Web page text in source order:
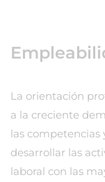
La orientación
a la creciente
las competencias
desarrollar las
laboral con las